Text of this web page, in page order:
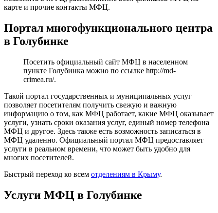
карте и прочие контакты МФЦ.
Портал многофункционального центра
в Голубинке
Посетить официальный сайт МФЦ в населенном
пункте Голубинка можно по ссылке http://md-
crimea.ru/.
Такой портал государственных и муниципальных услуг
позволяет посетителям получить свежую и важную
информацию о том, как МФЦ работает, какие МФЦ оказывает
услуги, узнать сроки оказания услуг, единый номер телефона
МФЦ и другое. Здесь также есть возможность записаться в
МФЦ удаленно. Официальный портал МФЦ предоставляет
услуги в реальном времени, что может быть удобно для
многих посетителей.
Быстрый переход ко всем отделениям в Крыму.
Услуги МФЦ в Голубинке